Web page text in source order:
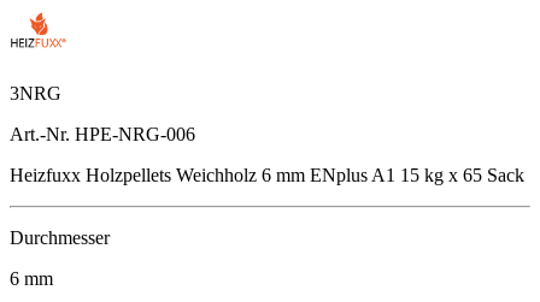
3NRG
Art.-Nr. HPE-NRG-006
Heizfuxx Holzpellets Weichholz 6 mm ENplus A1 15 kg x 65 Sack
Durchmesser
6 mm